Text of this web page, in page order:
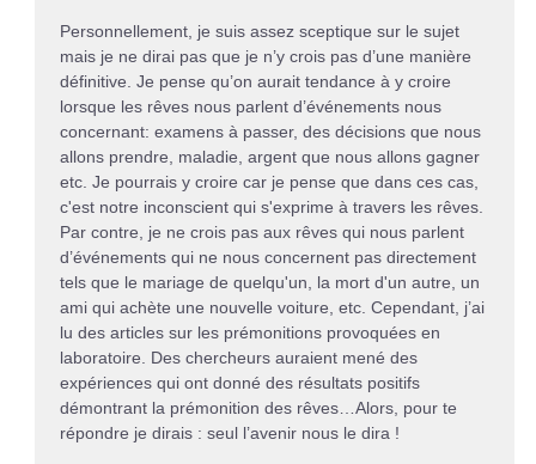
Personnellement, je suis assez sceptique sur le sujet
mais je ne dirai pas que je n’y crois pas d’une manière
définitive. Je pense qu’on aurait tendance à y croire
lorsque les rêves nous parlent d’événements nous
concernant: examens à passer, des décisions que nous
allons prendre, maladie, argent que nous allons gagner
etc. Je pourrais y croire car je pense que dans ces cas,
c'est notre inconscient qui s'exprime à travers les rêves.
Par contre, je ne crois pas aux rêves qui nous parlent
d’événements qui ne nous concernent pas directement
tels que le mariage de quelqu'un, la mort d'un autre, un
ami qui achète une nouvelle voiture, etc. Cependant, j’ai
lu des articles sur les prémonitions provoquées en
laboratoire. Des chercheurs auraient mené des
expériences qui ont donné des résultats positifs
démontrant la prémonition des rêves…Alors, pour te
répondre je dirais : seul l’avenir nous le dira !